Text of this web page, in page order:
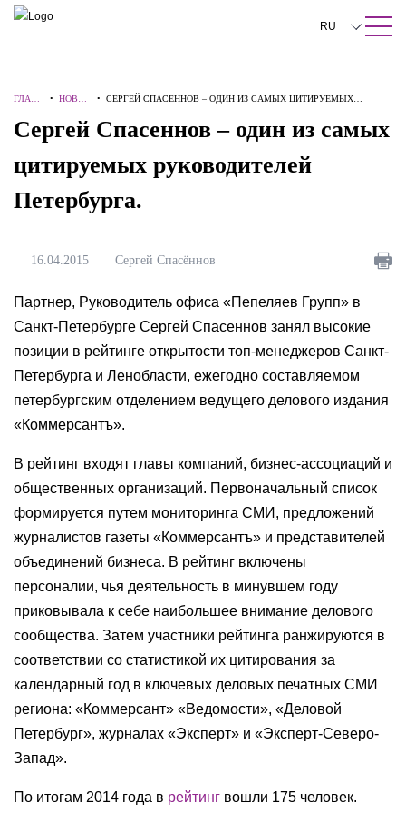
ПОИСК ПО САЙТУ Закрыть
RU
中文
한국어
Português
ГЛАВН
•НОВОС
• СЕРГЕЙ СПАСЕННОВ – ОДИН ИЗ САМЫХ ЦИТИРУЕМЫХ
Сергей Спасеннов – один из самых
цитируемых руководителей
Петербурга.
16.04.2015 Сергей Спасённов
Партнер, Руководитель офиса «Пепеляев Групп» в
Санкт-Петербурге Сергей Спасеннов занял высокие
позиции в рейтинге открытости топ-менеджеров Санкт-
Петербурга и Ленобласти, ежегодно составляемом
петербургским отделением ведущего делового издания
«Коммерсантъ».
В рейтинг входят главы компаний, бизнес-ассоциаций и
общественных организаций. Первоначальный список
формируется путем мониторинга СМИ, предложений
журналистов газеты «Коммерсантъ» и представителей
объединений бизнеса. В рейтинг включены
персоналии, чья деятельность в минувшем году
приковывала к себе наибольшее внимание делового
сообщества. Затем участники рейтинга ранжируются в
соответствии со статистикой их цитирования за
календарный год в ключевых деловых печатных СМИ
региона: «Коммерсант» «Ведомости», «Деловой
Петербург», журналах «Эксперт» и «Эксперт-Северо-
Запад».
По итогам 2014 года в рейтинг вошли 175 человек.